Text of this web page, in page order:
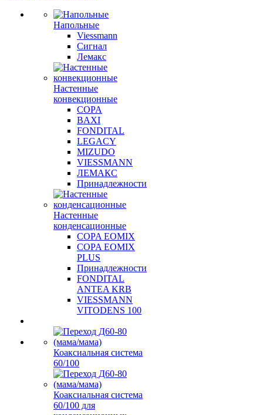
Напольные
Viessmann
Сигнал
Лемакс
Настенные
конвекционные
COPA
BAXI
FONDITAL
LEGACY
MIZUDO
VIESSMANN
ЛЕМАКС
Принадлежности
Настенные
конденсационные
COPA EOMIX
COPA EOMIX
PLUS
Принадлежности
FONDITAL
ANTEA KRB
VIESSMANN
VITODENS 100
Коаксиальная система
60/100
Коаксиальная система
60/100 для